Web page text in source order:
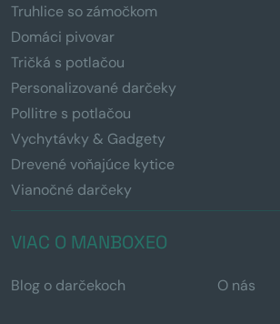
Truhlice so zámočkom
Domáci pivovar
Tričká s potlačou
Personalizované darčeky
Pollitre s potlačou
Vychytávky & Gadgety
Drevené voňajúce kytice
Vianočné darčeky
VIAC O MANBOXEO
Blog o darčekoch O nás